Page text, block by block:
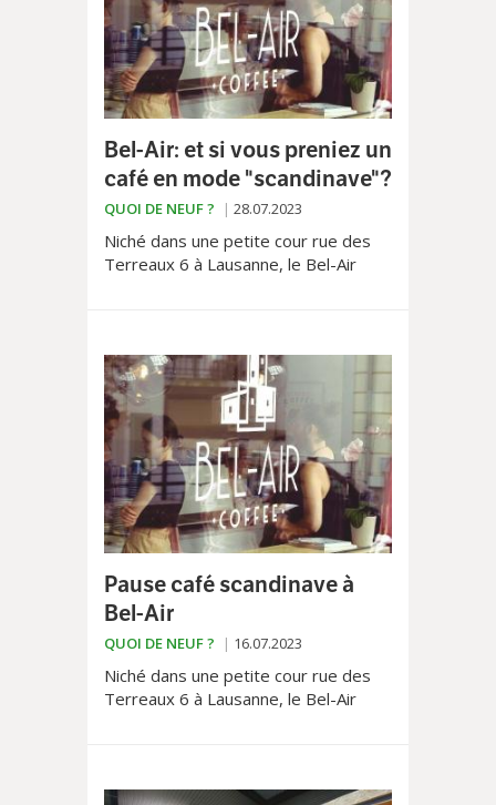
Bel-Air: et si vous preniez un
café en mode "scandinave"?
QUOI DE NEUF ? 28.07.2023
Niché dans une petite cour rue des
Terreaux 6 à Lausanne, le Bel-Air
Pause café scandinave à
Bel-Air
QUOI DE NEUF ? 16.07.2023
Niché dans une petite cour rue des
Terreaux 6 à Lausanne, le Bel-Air